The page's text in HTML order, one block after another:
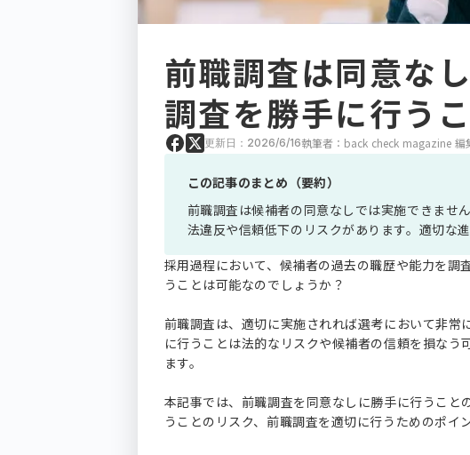
前職調査は同意な
調査を勝手に行う
更新日：2026/6/16執筆者：back check magazine 編
この記事のまとめ（要約）
前職調査は候補者の同意なしでは実施できませ
法違反や信頼低下のリスクがあります。適切な
採用過程において、候補者の過去の職歴や能力を調
うことは可能なのでしょうか？
前職調査は、適切に実施されれば選考において非常
に行うことは法的なリスクや候補者の信頼を損な
ます。
本記事では、前職調査を同意なしに勝手に行うこと
うことのリスク、前職調査を適切に行うためのポイ